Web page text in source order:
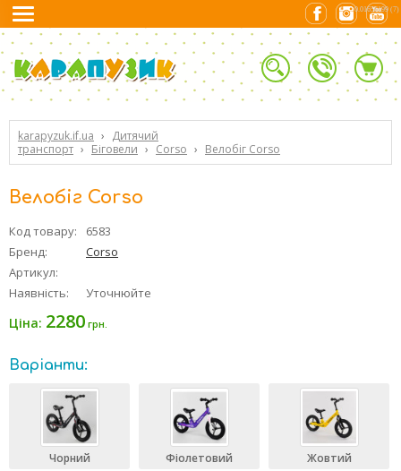
karapyzuk.if.ua › Дитячий
транспорт › Біговели › Corso › Велобіг Corso
Велобіг Corso
Код товару:
6583
Бренд:
Corso
Артикул:
Наявність:
Уточнюйте
Ціна: 2280 грн.
Варіанти:
Чорний Фіолетовий Жовтий
0.01656199 (7)